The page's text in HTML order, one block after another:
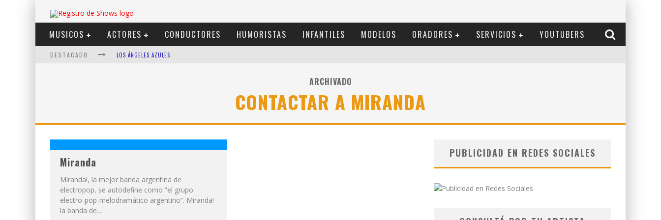
MUSICOS ACTORES CONDUCTORES HUMORISTAS INFANTILES MODELOS ORADORES SERVICIOS YOUTUBERS
DESTACADO LOS ÁNGELES AZULES
DUKI
ARCHIVADO
CONTACTAR A MIRANDA
Miranda
Miranda!, la mejor banda argentina de
electropop, se autodefine como “el grupo
electro-pop-melodramático argentino”. Miranda!
la banda de...
PUBLICIDAD EN REDES SOCIALES